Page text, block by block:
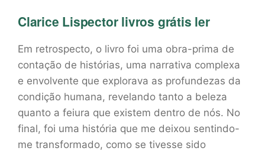
Clarice Lispector livros grátis ler
Em retrospecto, o livro foi uma obra-prima de
contação de histórias, uma narrativa complexa
e envolvente que explorava as profundezas da
condição humana, revelando tanto a beleza
quanto a feiura que existem dentro de nós. No
final, foi uma história que me deixou sentindo-
me transformado, como se tivesse sido